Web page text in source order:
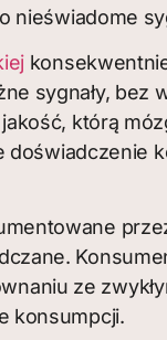
sygnały,
którą
ze
konsumpcji.